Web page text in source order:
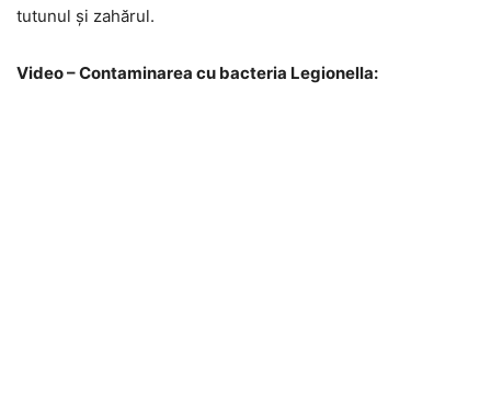
tutunul și zahărul.
Video – Contaminarea cu bacteria Legionella: